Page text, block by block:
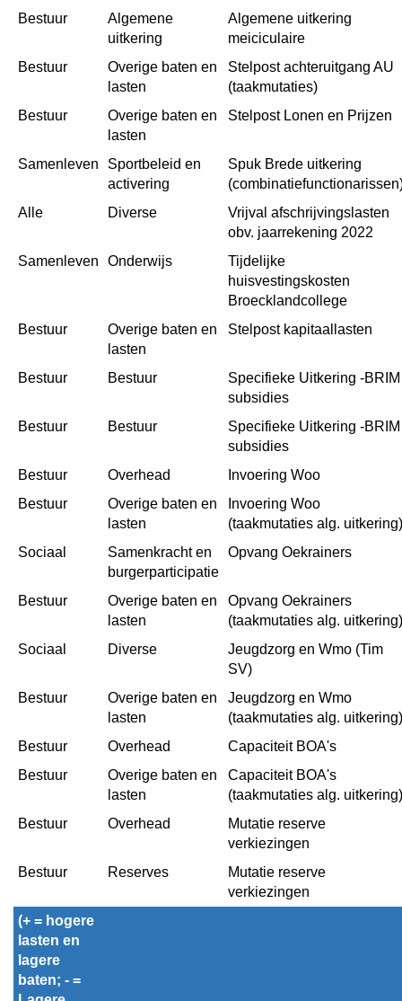
Bestuur
Algemene
uitkering
Algemene uitkering
meiciculaire
Bestuur
Overige baten en
lasten
Stelpost achteruitgang AU
(taakmutaties)
Bestuur
Overige baten en
lasten
Stelpost Lonen en Prijzen
Samenleven
Sportbeleid en
activering
Spuk Brede uitkering
Alle
Diverse
Vrijval afschrijvingslasten
obv. jaarrekening 2022
Samenleven
Onderwijs
Tijdelijke
huisvestingskosten
Broecklandcollege
Bestuur
Overige baten en
lasten
Stelpost kapitaallasten
Bestuur Bestuur
Specifieke Uitkering -BRIM
subsidies
Bestuur
Bestuur
Specifieke Uitkering -BRIM
subsidies
Bestuur
Overhead
Invoering Woo
Bestuur
Overige baten en
lasten
Invoering Woo
(taakmutaties alg. uitkering)
Sociaal
Samenkracht en
burgerparticipatie
Opvang Oekrainers
Bestuur
Overige baten en
lasten
Opvang Oekrainers
(taakmutaties alg. uitkering)
Sociaal
Diverse
Jeugdzorg en Wmo (Tim
SV)
Bestuur
Overige baten en
lasten
Jeugdzorg en Wmo
(taakmutaties alg. uitkering)
Bestuur
Overhead
Capaciteit BOA's
Bestuur
Overige baten en
lasten
Capaciteit BOA's
(taakmutaties alg. uitkering)
Bestuur
Overhead
Mutatie reserve
verkiezingen
Bestuur
Reserves
Mutatie reserve
verkiezingen
(+ = hogere
lasten en
lagere
baten; - =